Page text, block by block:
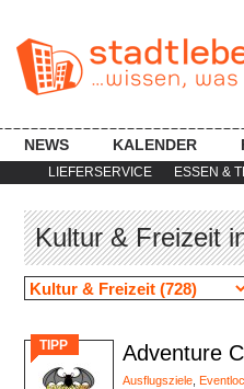
LIEFERSERVICE ESSEN &
NEWS KALENDER
Kultur & Freizeit
TIPP Adventure
Ausflugsziele